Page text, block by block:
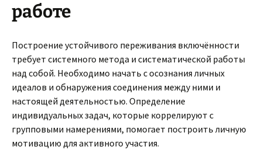
работе
Построение устойчивого переживания включённости
требует системного метода и систематической работы
над собой. Необходимо начать с осознания личных
идеалов и обнаружения соединения между ними и
настоящей деятельностью. Определение
индивидуальных задач, которые коррелируют с
групповыми намерениями, помогает построить личную
мотивацию для активного участия.